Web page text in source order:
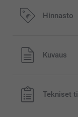
Nauti
Hinnasto
Kaikki hinnat ovat
eivät sisälläKuvaus
Tekniset